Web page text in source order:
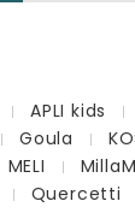
APLI kids
Goula
MELI
Quercetti